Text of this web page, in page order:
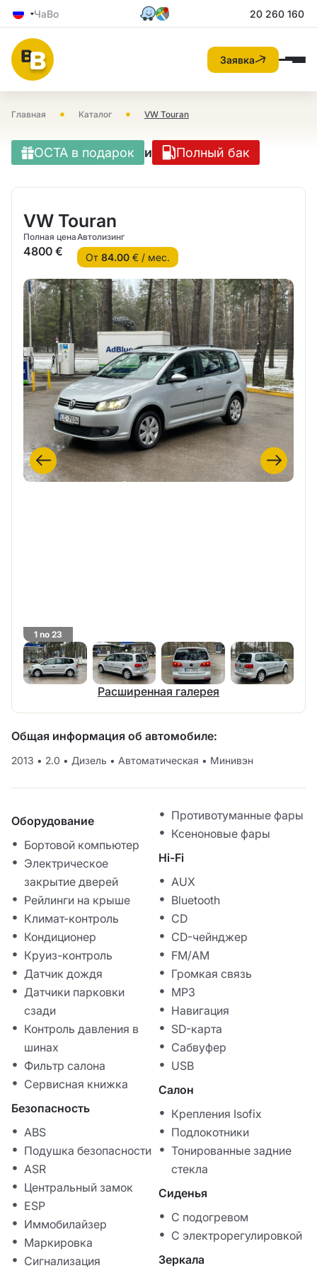
ЧаВо 20 260 160
Заявка
Главная • Каталог • VW Touran
OCTA в подарок и Полный бак
VW Touran
Полная цена
4800 €
Автолизинг
От 84.00€ / мес.
1 no 23
Расширенная галерея
Общая информация об автомобиле:
2013 • 2.0 • Дизель • Автоматическая • Минивэн
Оборудование
Бортовой компьютер
Электрическое
закрытие дверей
Рейлинги на крыше
Климат-контроль
Кондиционер
Круиз-контроль
Датчик дождя
Датчики парковки
сзади
Контроль давления в
шинах
Фильтр салона
Сервисная книжка
Безопасность
ABS
Подушка безопасности
ASR
Центральный замок
ESP
Иммобилайзер
Маркировка
Сигнализация
Противотуманные фары
Ксеноновые фары
Hi-Fi
AUX
Bluetooth
CD
CD-чейнджер
FM/AM
Громкая связь
MP3
Навигация
SD-карта
Сабвуфер
USB
Салон
Крепления Isofix
Подлокотники
Тонированные задние
стекла
Сиденья
С подогревом
С электрорегулировкой
Зеркала